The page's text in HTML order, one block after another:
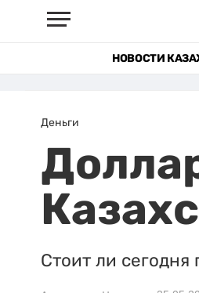
НОВОСТИ
Деньги
Стоит ли сегодня